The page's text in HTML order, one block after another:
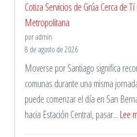
Cotiza Servicios de Grúa Cerca de
Metropolitana
por admin
8 de agosto de 2026
Moverse por Santiago significa
comunas durante una misma
puede comenzar el día en San
hacia Estación Central, pasar... Lee